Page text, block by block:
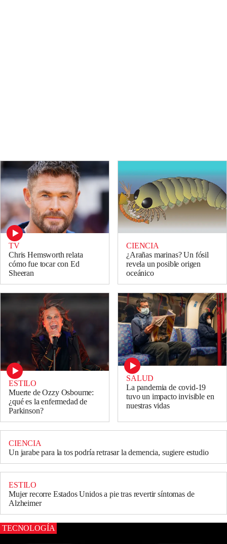
TV
Chris Hemsworth relata
cómo fue tocar con Ed
Sheeran
CIENCIA
¿Arañas marinas? Un fósil
revela un posible origen
oceánico
ESTILO
Muerte de Ozzy Osbourne:
¿qué es la enfermedad de
Parkinson?
SALUD
La pandemia de covid-19
tuvo un impacto invisible en
nuestras vidas
CIENCIA
Un jarabe para la tos podría retrasar la demencia, sugiere estudio
ESTILO
Mujer recorre Estados Unidos a pie tras revertir síntomas de
Alzheimer
TECNOLOGÍA